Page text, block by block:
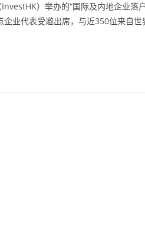
）举办的“国际及内地企业落
业代表受邀出席，与近350位来自